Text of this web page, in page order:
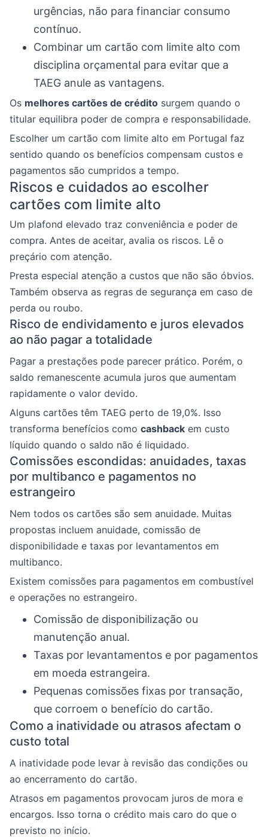
urgências, não para financiar consumo
contínuo.
Combinar um cartão com limite alto com
disciplina orçamental para evitar que a
TAEG anule as vantagens.
Os melhores cartões de crédito surgem quando o
titular equilibra poder de compra e responsabilidade.
Escolher um cartão com limite alto em Portugal faz
sentido quando os benefícios compensam custos e
pagamentos são cumpridos a tempo.
Riscos e cuidados ao escolher
cartões com limite alto
Um plafond elevado traz conveniência e poder de
compra. Antes de aceitar, avalia os riscos. Lê o
preçário com atenção.
Presta especial atenção a custos que não são óbvios.
Também observa as regras de segurança em caso de
perda ou roubo.
Risco de endividamento e juros elevados
ao não pagar a totalidade
Pagar a prestações pode parecer prático. Porém, o
saldo remanescente acumula juros que aumentam
rapidamente o valor devido.
Alguns cartões têm TAEG perto de 19,0%. Isso
transforma benefícios como cashback em custo
líquido quando o saldo não é liquidado.
Comissões escondidas: anuidades, taxas
por multibanco e pagamentos no
estrangeiro
Nem todos os cartões são sem anuidade. Muitas
propostas incluem anuidade, comissão de
disponibilidade e taxas por levantamentos em
multibanco.
Existem comissões para pagamentos em combustível
e operações no estrangeiro.
Comissão de disponibilização ou
manutenção anual.
Taxas por levantamentos e por pagamentos
em moeda estrangeira.
Pequenas comissões fixas por transação,
que corroem o benefício do cartão.
Como a inatividade ou atrasos afectam o
custo total
A inatividade pode levar à revisão das condições ou
ao encerramento do cartão.
Atrasos em pagamentos provocam juros de mora e
encargos. Isso torna o crédito mais caro do que o
previsto no início.